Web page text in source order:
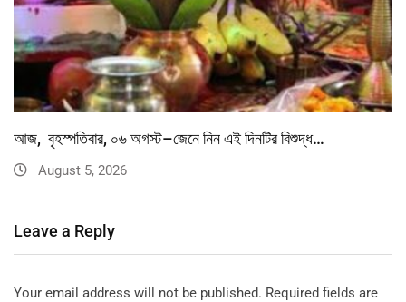
আজ, বৃহস্পতিবার, ০৬ অগস্ট–জেনে নিন এই দিনটির বিশুদ্ধ…
August 5, 2026
Leave a Reply
Your email address will not be published. Required fields are